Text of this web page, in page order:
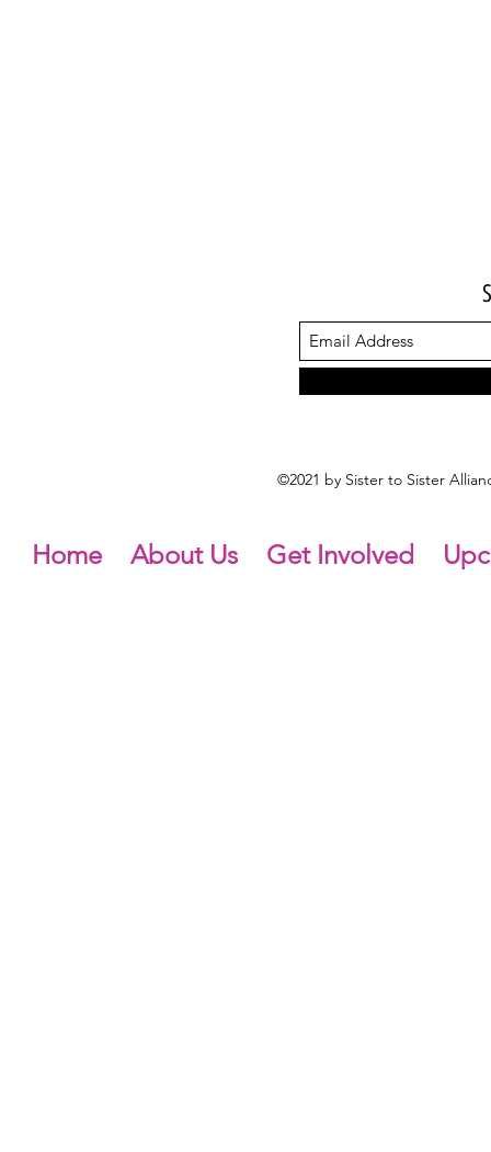
©2021 by Sister to Sister
Home About Us Get Involved